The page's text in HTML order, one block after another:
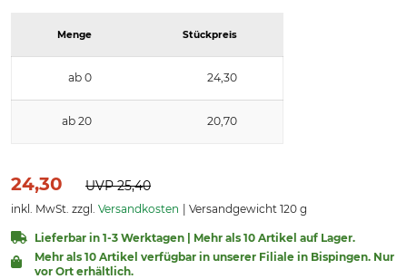
Menge Stückpreis
ab 0 24,30
ab 20 20,70
24,30 UVP25,40
inkl. MwSt. zzgl. Versandkosten Versandgewicht 120 g
Lieferbar in 1-3 Werktagen | Mehr als 10 Artikel auf Lager.
Mehr als 10 Artikel verfügbar in unserer Filiale in Bispingen. Nur
vor Ort erhältlich.